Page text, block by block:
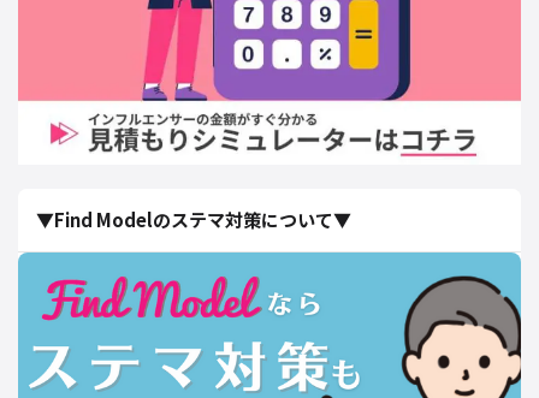
▼Find Modelのステマ対策について▼